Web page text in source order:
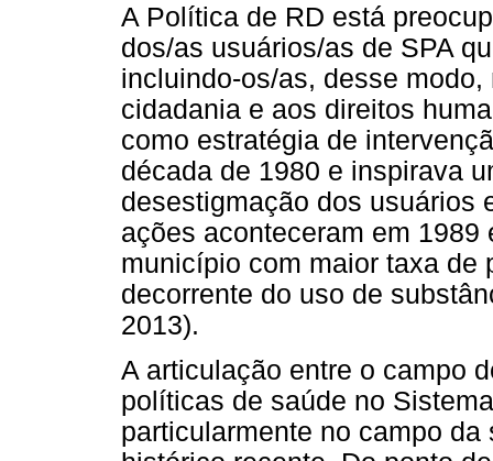
A Política de RD está
dos/as usuários/as de SPA
incluindo-os/as, desse
cidadania e aos direitos
como estratégia de
década de 1980 e inspirava
desestigmação dos usuários
ações aconteceram em
município com maior taxa de
decorrente do uso de
2013).
A articulação entre o campo
políticas de saúde no
particularmente no campo